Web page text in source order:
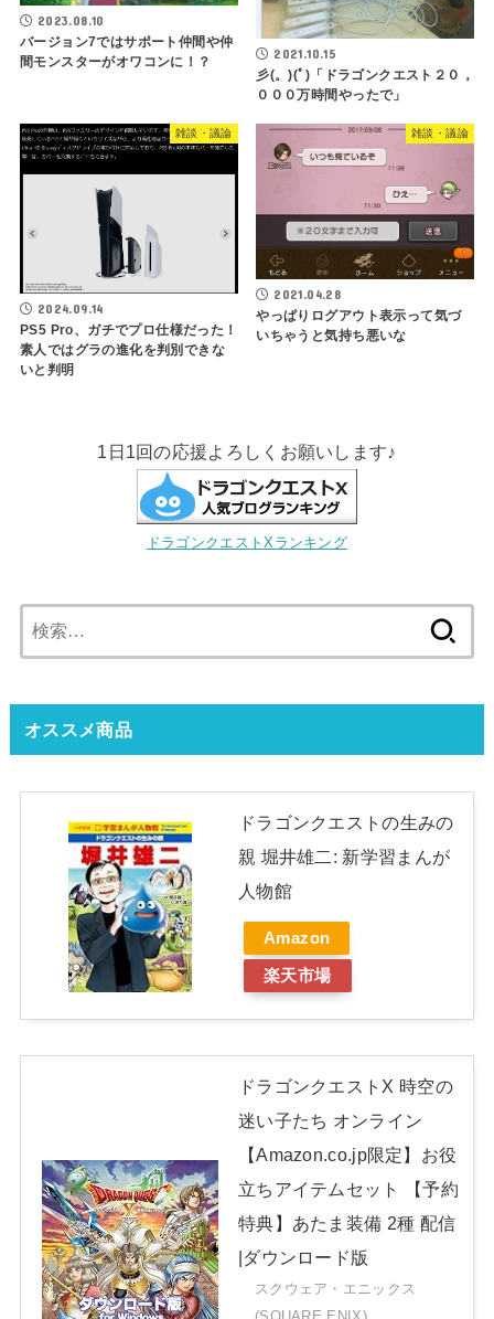
2023.08.10
バージョン7ではサポート仲間や仲
間モンスターがオワコンに！？
2021.10.15
彡(。)(ﾟ)「ドラゴンクエスト２０，
０００万時間やったで」
雑談・議論
2024.09.14
PS5 Pro、ガチでプロ仕様だった！
素人ではグラの進化を判別できな
いと判明
雑談・議論
2021.04.28
やっぱりログアウト表示って気づ
いちゃうと気持ち悪いな
1日1回の応援よろしくお願いします♪
ドラゴンクエストXランキング
索:
オススメ商品
ドラゴンクエストの生みの
親 堀井雄二: 新学習まんが
人物館
Amazon
楽天市場
ドラゴンクエストX 時空の
迷い子たち オンライン
【Amazon.co.jp限定】お役
立ちアイテムセット 【予約
特典】あたま装備 2種 配信
|ダウンロード版
スクウェア・エニックス